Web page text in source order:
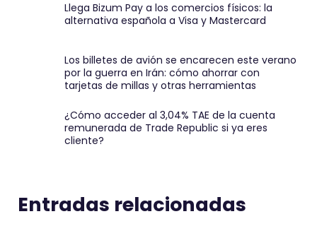
Llega Bizum Pay a los comercios físicos: la
alternativa española a Visa y Mastercard
Los billetes de avión se encarecen este verano
por la guerra en Irán: cómo ahorrar con
tarjetas de millas y otras herramientas
¿Cómo acceder al 3,04% TAE de la cuenta
remunerada de Trade Republic si ya eres
cliente?
Entradas relacionadas